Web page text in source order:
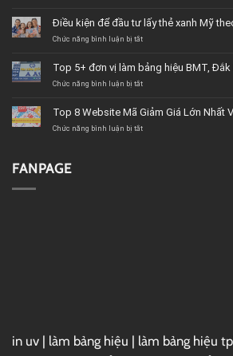
Hà
Nội
Sài
Gòn
mất
lâu?
Điều kiện để đầu tư lấy thẻ xanh Mỹ
Chức năng bình luận bị tắtở
kiện
để
đầu
thẻ
xanh
Top 5+ đơn vị làm bảng hiệu BMT, Đắk
Chức năng bình luận bị tắtở
đơn
vị
Top 8 Website Mã Giảm Giá Lớn Nhất
Chức năng bình luận bị tắtở
FANPAGE
in uv | làm bảng hiệu | làm bảng hiệu